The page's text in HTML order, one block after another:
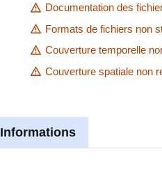
Documentation des
Formats de fichiers non
Couverture temporelle
Couverture spatiale non
Informations